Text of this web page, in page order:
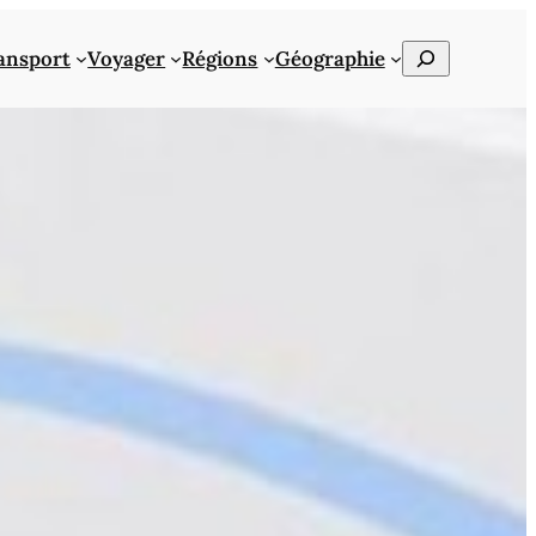
Voyager Régions Géographie Rechercher